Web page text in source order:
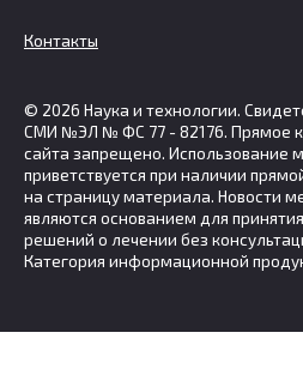
Контакты
© 2026 Наука и технологии.
СМИ №ЭЛ № ФС 77 - 82176. Прямое
сайта запрещено. Использование
приветствуется при наличии
на страницу материала. Новости
являются основанием для
решений о лечении без
Категория информационной